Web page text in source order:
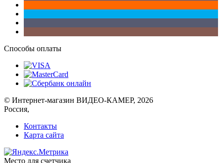
Способы оплаты
© Интернет-магазин ВИДЕО-КАМЕР, 2026
Россия,
Контакты
Карта сайта
Место для счетчика